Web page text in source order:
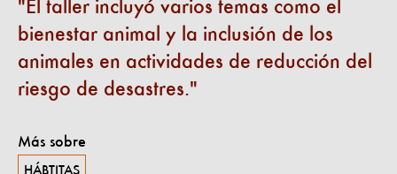
El taller incluyó varios temas como el
bienestar animal y la inclusión de los
animales en actividades de reducción del
riesgo de desastres.
Más sobre
HÁBTITAS